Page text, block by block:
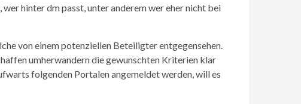
hinter dm passt, unter anderem wer eher nicht bei
von einem potenziellen Beteiligter entgegensehen.
umherwandern die gewunschten Kriterien klar
folgenden Portalen angemeldet werden, will es